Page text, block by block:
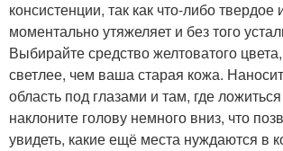
консистенции, так как что-либо твердое
моментально утяжеляет и без того
Выбирайте средство желтоватого
светлее, чем ваша старая кожа.
область под глазами и там, где
наклоните голову немного вниз, что
увидеть, какие ещё места нуждаются в